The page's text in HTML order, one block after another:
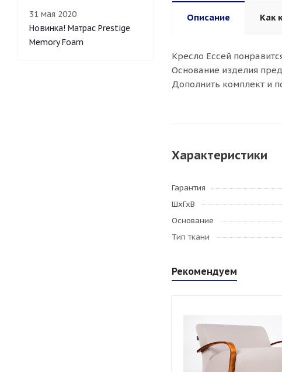
Описание Как
Кресло Ессей
Основание изделия
Дополнить комплект и
Характеристики
Гарантия
ШхГхВ
Основание
Тип ткани
Рекомендуем
31 мая 2020
Новинка! Матрас Prestige
Memory Foam